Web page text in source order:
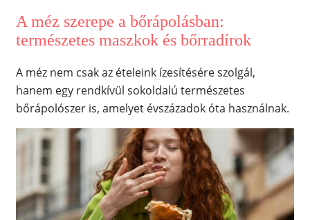
A méz szerepe a bőrápolásban:
természetes maszkok és bőrradírok
A méz nem csak az ételeink ízesítésére szolgál,
hanem egy rendkívül sokoldalú természetes
bőrápolószer is, amelyet évszázadok óta használnak.